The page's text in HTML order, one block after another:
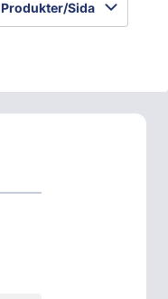
Produkter/Sida